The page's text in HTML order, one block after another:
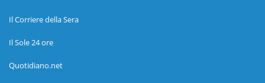
Il Corriere della Sera
Il Sole 24 ore
Quotidiano.net